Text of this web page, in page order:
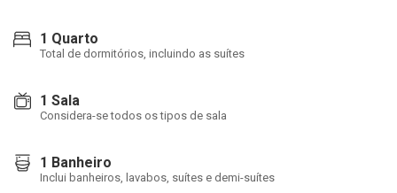
1 Quarto
Total de dormitórios, incluindo as suítes
1 Sala
Considera-se todos os tipos de sala
1 Banheiro
Inclui banheiros, lavabos, suítes e demi-suítes